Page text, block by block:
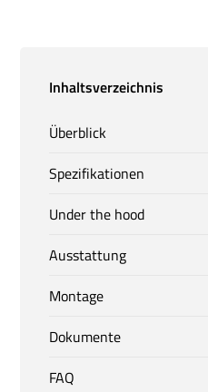
Inhaltsverzeichnis
Überblick
Spezifikationen
Under the hood
Ausstattung
Montage
Dokumente
FAQ